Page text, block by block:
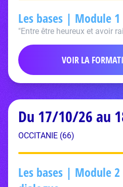
Les bases | Module
"Entre être heureux et avoir
VOIR LA
Du 17/10/26 au
OCCITANIE (66)
Les bases | Module